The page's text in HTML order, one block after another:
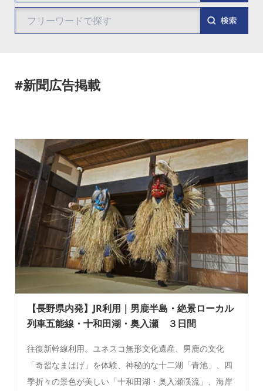
#新聞広告掲載
【長野県内発】JR利用｜男鹿半島・絶景ローカル
列車五能線・十和田湖・奥入瀬 ３日間
往復新幹線利用。ユネスコ無形文化遺産、男鹿の文化
「奇習なまはげ」を体験、神秘的な十二湖「青池」、四
季折々の景色が美しい「十和田湖・奥入瀬渓流」、海岸